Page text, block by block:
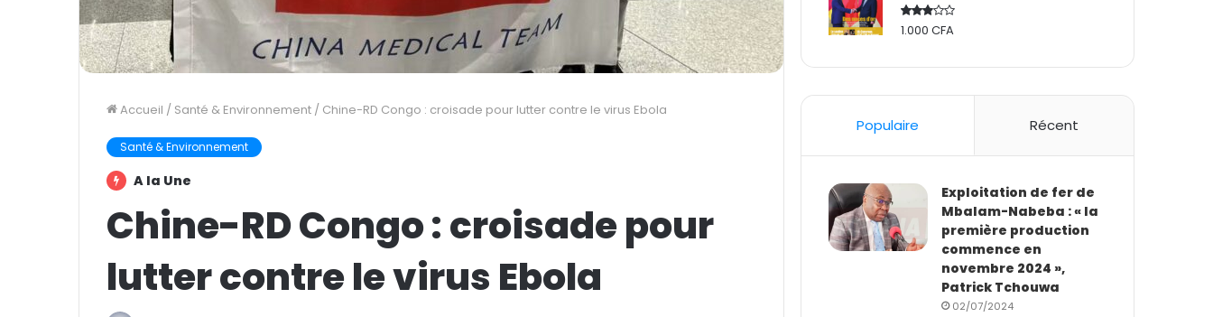
Accueil / Santé & Environnement / Chine-RD Congo : croisade pour lutter contre le virus Ebola
Santé & Environnement
A la Une
Chine-RD Congo : croisade pour
lutter contre le virus Ebola
Rated
1.000CFA
Populaire Récent
Exploitation de fer de
Mbalam-Nabeba : « la
première production
commence en
novembre 2024 »,
Patrick Tchouwa
02/07/2024